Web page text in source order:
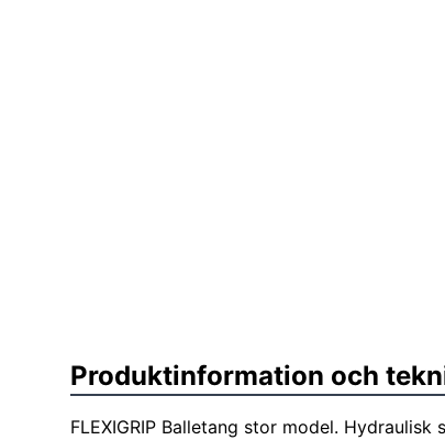
Produktinformation och
FLEXIGRIP Balletang stor model.